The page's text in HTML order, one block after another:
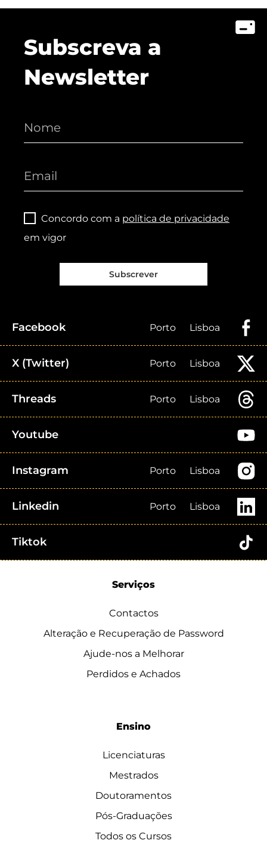
Subscreva a
Newsletter
Concordo com a política de privacidade
em vigor
Subscrever
Facebook Porto Lisboa
X (Twitter) Porto Lisboa
Threads Porto Lisboa
Youtube
Instagram Porto Lisboa
Linkedin Porto Lisboa
Tiktok
Serviços
Contactos
Alteração e Recuperação de Password
Ajude-nos a Melhorar
Perdidos e Achados
Ensino
Licenciaturas
Mestrados
Doutoramentos
Pós-Graduações
Todos os Cursos